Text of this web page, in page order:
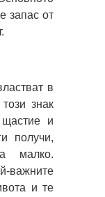
запас от
в
знак
и
получи,
малко.
важните
и те